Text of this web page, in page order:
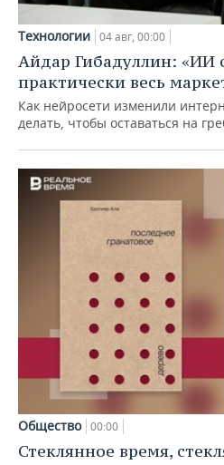
Технологии 04 авг, 00:00
Айдар Гибадуллин: «ИИ
практически весь
Как нейросети изменили
делать, чтобы оставаться на
Общество 00:00
Стеклянное время,